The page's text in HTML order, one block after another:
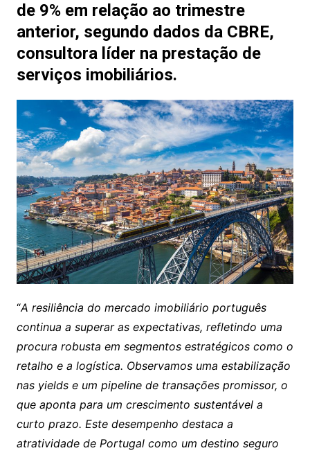
de 9% em relação ao trimestre
anterior, segundo dados da CBRE,
consultora líder na prestação de
serviços imobiliários.
“A resiliência do mercado imobiliário português
continua a superar as expectativas, refletindo uma
procura robusta em segmentos estratégicos como o
retalho e a logística. Observamos uma estabilização
nas yields e um pipeline de transações promissor, o
que aponta para um crescimento sustentável a
curto prazo. Este desempenho destaca a
atratividade de Portugal como um destino seguro